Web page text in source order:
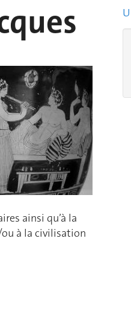
ainsi qu’à la
à la civilisation